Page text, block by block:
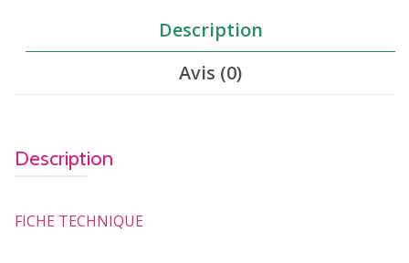
Description
Avis (0)
Description
FICHE TECHNIQUE